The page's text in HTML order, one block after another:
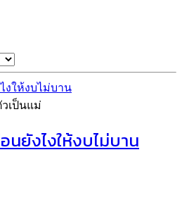
วเป็นแม่
นยังไงให้งบไม่บาน